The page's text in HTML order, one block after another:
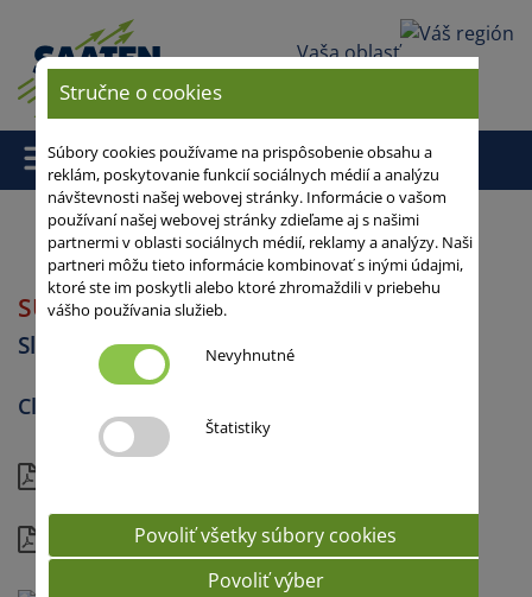
Vaša oblasť
Domov//PARAISO 1000 CL PLUS/ SURPRISE CL PLUS
SURPRISE CL PLUS
Slnečnica
Clearfield® Plus
Podrobnosti
Stručne o cookies
Súbory cookies používame na prispôsobenie obsahu a
reklám, poskytovanie funkcií sociálnych médií a analýzu
návštevnosti našej webovej stránky. Informácie o vašom
používaní našej webovej stránky zdieľame aj s našimi
partnermi v oblasti sociálnych médií, reklamy a analýzy. Naši
partneri môžu tieto informácie kombinovať s inými údajmi,
ktoré ste im poskytli alebo ktoré zhromaždili v priebehu
vášho používania služieb.
Nevyhnutné
Štatistiky
Povoliť všetky súbory cookies
Povoliť výber